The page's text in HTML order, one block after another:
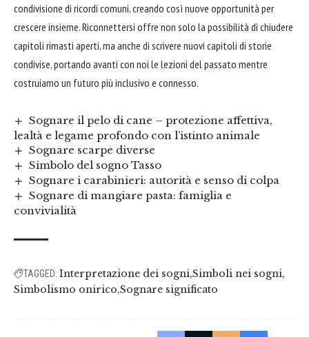
condivisione di ricordi comuni, creando così nuove opportunità per
crescere insieme. Riconnettersi offre non solo la possibilità di chiudere
capitoli rimasti aperti, ma anche di scrivere nuovi capitoli di storie
condivise, portando avanti con noi le lezioni del passato mentre
costruiamo un futuro più inclusivo e connesso.
Sognare il pelo di cane – protezione affettiva,
lealtà e legame profondo con l’istinto animale
Sognare scarpe diverse
Simbolo del sogno Tasso
Sognare i carabinieri: autorità e senso di colpa
Sognare di mangiare pasta: famiglia e
convivialità
TAGGED: Interpretazione dei sogni Simboli nei sogni
Simbolismo onirico Sognare significato